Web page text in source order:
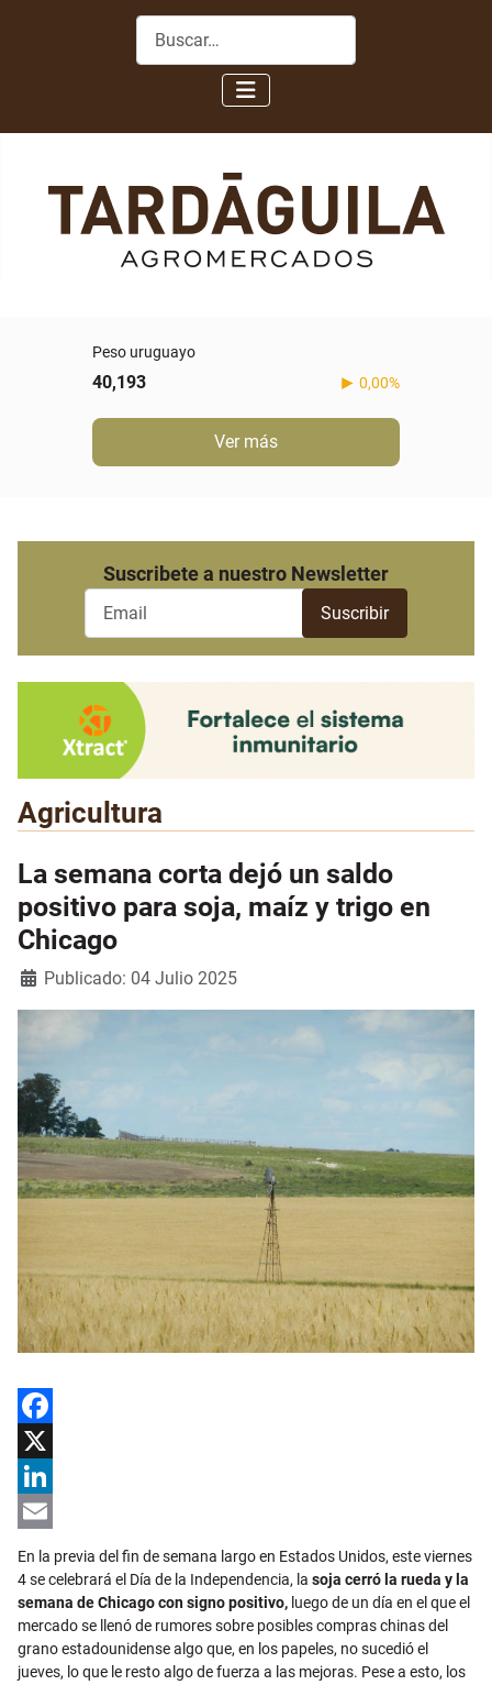
Buscar
Peso uruguayo
40,193 0,00%
Ver más
Suscribete a nuestro Newsletter
Agricultura
La semana corta dejó un saldo
positivo para soja, maíz y trigo en
Chicago
Detalles
Publicado: 04 Julio 2025
Facebook
X
LinkedIn
Email
En la previa del fin de semana largo en Estados Unidos, este viernes
4 se celebrará el Día de la Independencia, la soja cerró la rueda y la
semana de Chicago con signo positivo, luego de un día en el que el
mercado se llenó de rumores sobre posibles compras chinas del
grano estadounidense algo que, en los papeles, no sucedió el
jueves, lo que le resto algo de fuerza a las mejoras. Pese a esto, los